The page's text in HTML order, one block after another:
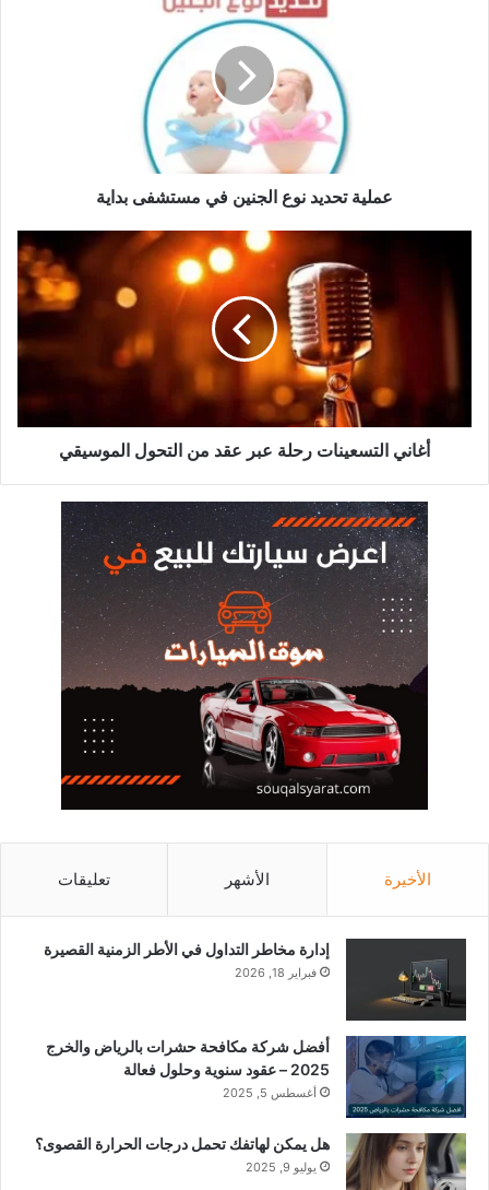
عملية تحديد نوع الجنين في مستشفى بداية
الموسيقي
أغاني التسعينات رحلة عبر عقد من التحول الموسيقي
الأخيرة الأشهر تعليقات
إدارة مخاطر التداول في الأطر الزمنية القصيرة
فبراير 18, 2026
أفضل شركة مكافحة حشرات بالرياض والخرج
2025 – عقود سنوية وحلول فعالة
أغسطس 5, 2025
هل يمكن لهاتفك تحمل درجات الحرارة القصوى؟
يوليو 9, 2025